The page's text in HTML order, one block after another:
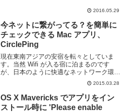
Instagram を利用するのは主にスマートフ
2016.05.29
今ネットに繋がってる？を簡単に
チェックできる Mac アプリ、
CirclePing
現在東南アジアの安宿を転々としていま
す。当然 Wifi が入る宿に泊まるのです
が、日本のように快適なネットワーク環境
にあたる事は無く、しょっちゅう回線が切
れたり遅くなったりします。回線が切れて
るのか単に遅いだけなのかでも確認しよう
と常に自分...
2015.03.28
OS X Mavericks でアプリをイン
ストール時に 'Please enable